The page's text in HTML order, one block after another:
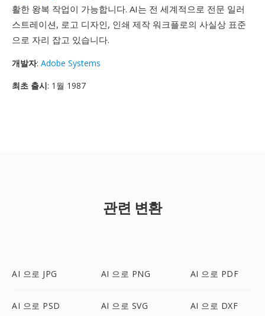
활한 왕복 작업이 가능합니다. AI는 전 세계적으로 전문 일러
스트레이션, 로고 디자인, 인쇄 제작 워크플로의 사실상 표준
으로 자리 잡고 있습니다.
개발자: Adobe Systems
최초 출시: 1월 1987
관련 변환
AI 으로 JPG AI 으로 PNG AI 으로 PDF
AI 으로 PSD AI 으로 SVG AI 으로 DXF